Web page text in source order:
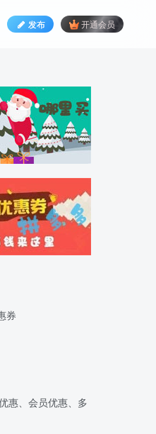
发布 开通会员
券
惠、会员优惠、多